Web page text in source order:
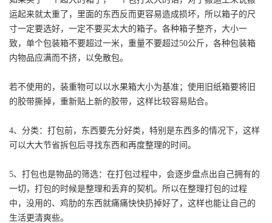
运起来就太重了，里面的东西反而更容易造成损坏，所以箱子的尺
寸一定要选好，一定不要买太大的箱子。各种箱子整齐，大小一
致，单个包装箱不要超过一米，重量不要超过50公斤，各种包装箱
内物品应满而不挤，以免散包。
若不使用的，装重物可以以水果箱大小为基准；使用旧纸箱要将旧
的胶带撕掉，重新贴上新的胶带，这样比较容易贴合。
4、分类：打包前，东西要先分好类，特别是东西多的情况下，这样
可以大大节省拆包后寻找东西和再度整理的时间。
5、打包也是物品的筛选：在打包过程中，会逐步盘点出自己拥有的
一切，打包的时候是整理和丢弃的契机。所以在整理打包的过程
中，没用的、鸡肋的东西就痛痛快快扔掉好了，这样也能让自己的
生活更清爽些。